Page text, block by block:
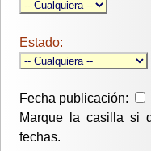
Estado:
Fecha publicación:
Marque la casilla si
fechas.